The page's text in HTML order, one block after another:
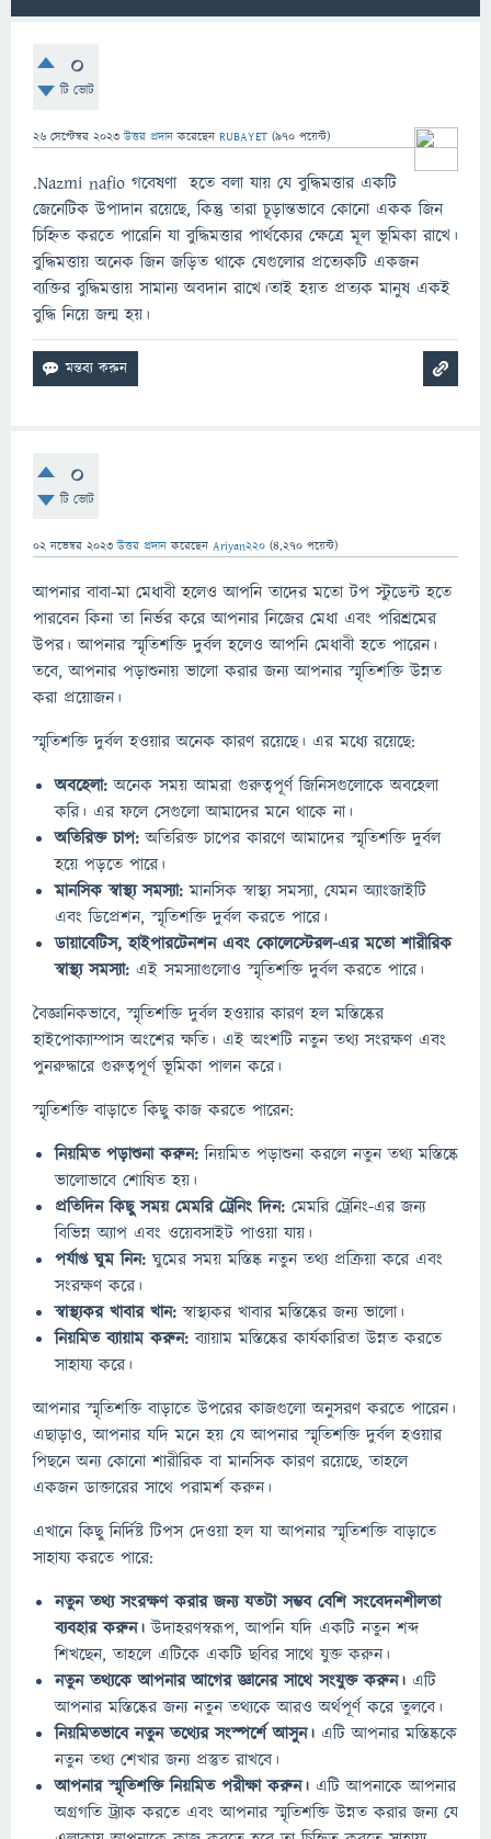
0
টি ভোট
26 সেপ্টেম্বর 2023 উত্তর প্রদান করেছেন RUBAYET (970 পয়েন্ট)
.Nazmi nafio গবেষণা হতে বলা যায় যে বুদ্ধিমত্তার একটি
জেনেটিক উপাদান রয়েছে, কিন্তু তারা চূড়ান্তভাবে কোনো একক জিন
চিহ্নিত করতে পারেনি যা বুদ্ধিমত্তার পার্থক্যের ক্ষেত্রে মূল ভূমিকা রাখে।
বুদ্ধিমত্তায় অনেক জিন জড়িত থাকে যেগুলোর প্রত্যেকটি একজন
ব্যক্তির বুদ্ধিমত্তায় সামান্য অবদান রাখে।তাই হয়ত প্রত্যক মানুষ একই
বুদ্ধি নিয়ে জন্ম হয়।
0
টি ভোট
02 নভেম্বর 2023 উত্তর প্রদান করেছেন Ariyan220 (4,270 পয়েন্ট)
আপনার বাবা-মা মেধাবী হলেও আপনি তাদের মতো টপ স্টুডেন্ট হতে
পারবেন কিনা তা নির্ভর করে আপনার নিজের মেধা এবং পরিশ্রমের
উপর। আপনার স্মৃতিশক্তি দুর্বল হলেও আপনি মেধাবী হতে পারেন।
তবে, আপনার পড়াশুনায় ভালো করার জন্য আপনার স্মৃতিশক্তি উন্নত
করা প্রয়োজন।
স্মৃতিশক্তি দুর্বল হওয়ার অনেক কারণ রয়েছে। এর মধ্যে রয়েছে:
অবহেলা: অনেক সময় আমরা গুরুত্বপূর্ণ জিনিসগুলোকে অবহেলা
করি। এর ফলে সেগুলো আমাদের মনে থাকে না।
অতিরিক্ত চাপ: অতিরিক্ত চাপের কারণে আমাদের স্মৃতিশক্তি দুর্বল
হয়ে পড়তে পারে।
মানসিক স্বাস্থ্য সমস্যা: মানসিক স্বাস্থ্য সমস্যা, যেমন অ্যাংজাইটি
এবং ডিপ্রেশন, স্মৃতিশক্তি দুর্বল করতে পারে।
ডায়াবেটিস, হাইপারটেনশন এবং কোলেস্টেরল-এর মতো শারীরিক
স্বাস্থ্য সমস্যা: এই সমস্যাগুলোও স্মৃতিশক্তি দুর্বল করতে পারে।
বৈজ্ঞানিকভাবে, স্মৃতিশক্তি দুর্বল হওয়ার কারণ হল মস্তিষ্কের
হাইপোক্যাম্পাস অংশের ক্ষতি। এই অংশটি নতুন তথ্য সংরক্ষণ এবং
পুনরুদ্ধারে গুরুত্বপূর্ণ ভূমিকা পালন করে।
স্মৃতিশক্তি বাড়াতে কিছু কাজ করতে পারেন:
নিয়মিত পড়াশুনা করুন: নিয়মিত পড়াশুনা করলে নতুন তথ্য মস্তিষ্কে
ভালোভাবে শোষিত হয়।
প্রতিদিন কিছু সময় মেমরি ট্রেনিং দিন: মেমরি ট্রেনিং-এর জন্য
বিভিন্ন অ্যাপ এবং ওয়েবসাইট পাওয়া যায়।
পর্যাপ্ত ঘুম নিন: ঘুমের সময় মস্তিষ্ক নতুন তথ্য প্রক্রিয়া করে এবং
সংরক্ষণ করে।
স্বাস্থ্যকর খাবার খান: স্বাস্থ্যকর খাবার মস্তিষ্কের জন্য ভালো।
নিয়মিত ব্যায়াম করুন: ব্যায়াম মস্তিষ্কের কার্যকারিতা উন্নত করতে
সাহায্য করে।
আপনার স্মৃতিশক্তি বাড়াতে উপরের কাজগুলো অনুসরণ করতে পারেন।
এছাড়াও, আপনার যদি মনে হয় যে আপনার স্মৃতিশক্তি দুর্বল হওয়ার
পিছনে অন্য কোনো শারীরিক বা মানসিক কারণ রয়েছে, তাহলে
একজন ডাক্তারের সাথে পরামর্শ করুন।
এখানে কিছু নির্দিষ্ট টিপস দেওয়া হল যা আপনার স্মৃতিশক্তি বাড়াতে
সাহায্য করতে পারে:
নতুন তথ্য সংরক্ষণ করার জন্য যতটা সম্ভব বেশি সংবেদনশীলতা
ব্যবহার করুন। উদাহরণস্বরূপ, আপনি যদি একটি নতুন শব্দ
শিখছেন, তাহলে এটিকে একটি ছবির সাথে যুক্ত করুন।
নতুন তথ্যকে আপনার আগের জ্ঞানের সাথে সংযুক্ত করুন। এটি
আপনার মস্তিষ্কের জন্য নতুন তথ্যকে আরও অর্থপূর্ণ করে তুলবে।
নিয়মিতভাবে নতুন তথ্যের সংস্পর্শে আসুন। এটি আপনার মস্তিষ্ককে
নতুন তথ্য শেখার জন্য প্রস্তুত রাখবে।
আপনার স্মৃতিশক্তি নিয়মিত পরীক্ষা করুন। এটি আপনাকে আপনার
অগ্রগতি ট্র্যাক করতে এবং আপনার স্মৃতিশক্তি উন্নত করার জন্য যে